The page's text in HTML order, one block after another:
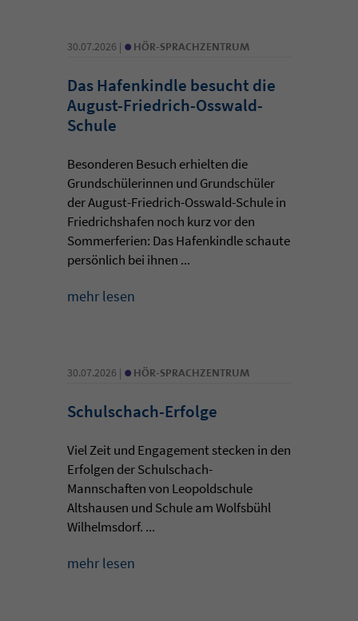
30.07.2026 | • HÖR-SPRACHZENTRUM
Das Hafenkindle besucht die
August-Friedrich-Osswald-
Schule
Besonderen Besuch erhielten die
Grundschülerinnen und Grundschüler
der August-Friedrich-Osswald-Schule in
Friedrichshafen noch kurz vor den
Sommerferien: Das Hafenkindle schaute
persönlich bei ihnen ...
mehr lesen
30.07.2026 | • HÖR-SPRACHZENTRUM
Schulschach-Erfolge
Viel Zeit und Engagement stecken in den
Erfolgen der Schulschach-
Mannschaften von Leopoldschule
Altshausen und Schule am Wolfsbühl
Wilhelmsdorf. ...
mehr lesen